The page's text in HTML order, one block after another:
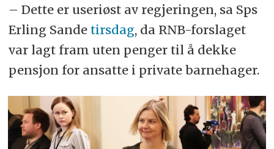
– Dette er useriøst av regjeringen, sa Sps
Erling Sande tirsdag, da RNB-forslaget
var lagt fram uten penger til å dekke
pensjon for ansatte i private barnehager.